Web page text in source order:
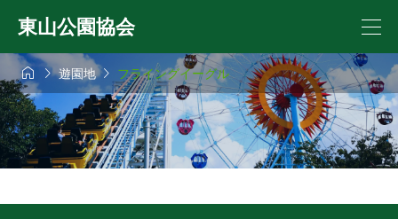
東山公園協会
 遊園地 フライングイーグル